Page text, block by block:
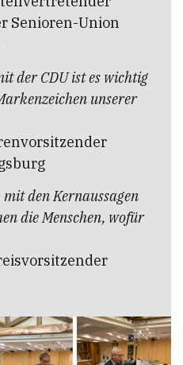
Senioren-Union
der CDU ist es wichtig
unserer
den Kernaussagen
die Menschen, wofür